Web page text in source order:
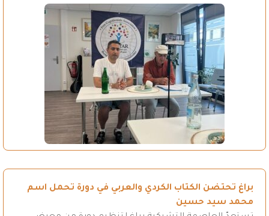
براغ تحتضن الكتاب الكردي والعربي في دورة تحمل اسم
محمد سيد حسين